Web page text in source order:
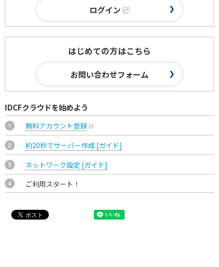
ログイン
はじめての方はこちら
お問い合わせフォーム
IDCFクラウドを始めよう
無料アカウント登録
約20秒でサーバー作成 [ガイド]
ネットワーク設定 [ガイド]
ご利用スタート！